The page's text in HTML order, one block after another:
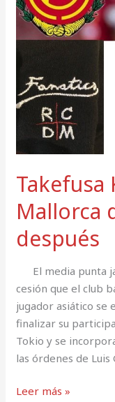
Takefusa
Mallorca
después
El media punta
cesión que el club
jugador asiático se
finalizar su
Tokio y se
las órdenes de Luis
temporadas
después
Leer más »